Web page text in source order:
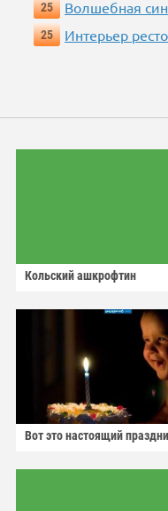
25
Волшебная
25
Интерьер
Кольский ашкрофтин
Вот это настоящий